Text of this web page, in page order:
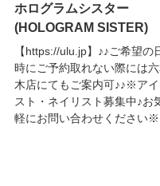
ホログラムシスター
(HOLOGRAM SISTER)
【https://ulu.jp】♪♪ご希望の
時にご予約取れない際には
木店にてもご案内可♪♪※アイ
スト・ネイリスト募集中♪お
軽にお問い合わせください※